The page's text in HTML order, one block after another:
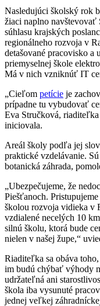
Nasledujúci školský rok
žiaci naplno navštevovať
súhlasu krajských
regionálneho rozvoja v
detašované pracovisko
priemyselnej škole
Má v nich vzniknúť IT
„Cieľom petície je
prípadne tu vybudovať
Eva Stručková,
iniciovala.
Areál školy podľa jej
praktické vzdelávanie.
botanická záhrada,
„Ubezpečujeme, že
Piešťanoch.
školou rozvoja vidieka v
vzdialené necelých 10
silnú školu, ktorá bude
nielen v našej župe,“
Riaditeľka sa obáva
im budú chýbať výhody
udržateľná ani
škola iba vysunuté
jednej veľkej